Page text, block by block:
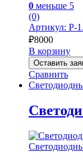
0 меньше 5
(0)
Артикул: P-
₽8000
В корзину
Оставить
Сравнить